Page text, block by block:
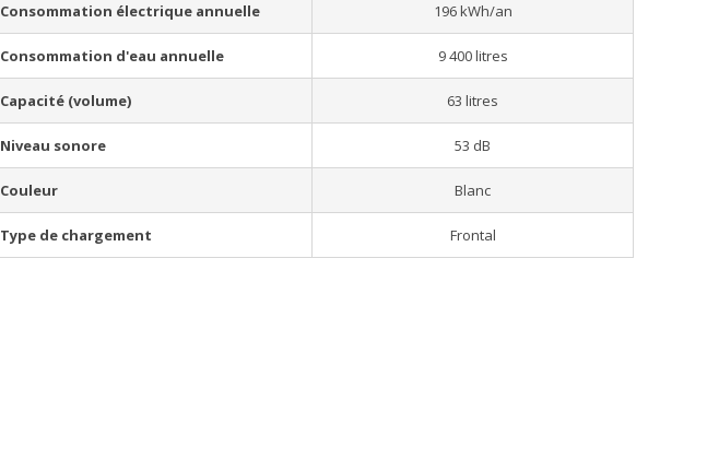
Consommation électrique annuelle 196 kWh/an
Consommation d'eau annuelle 9 400 litres
Capacité (volume) 63 litres
Niveau sonore 53 dB
Couleur Blanc
Type de chargement Frontal